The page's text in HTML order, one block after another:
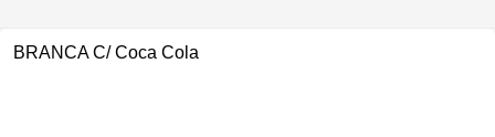
BRANCA C/ Coca Cola